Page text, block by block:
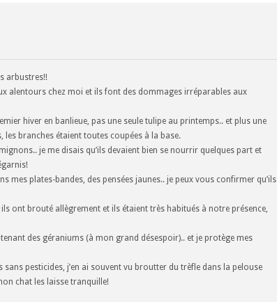
arbustres!!
alentours chez moi et ils font des dommages irréparables aux
hiver en banlieue, pas une seule tulipe au printemps.. et plus une
les branches étaient toutes coupées à la base.
je me disais qu’ils devaient bien se nourrir quelques part et
mes plates-bandes, des pensées jaunes.. je peux vous confirmer qu’ils
ils ont brouté allègrement et ils étaient très habitués à notre présence,
des géraniums (à mon grand désespoir).. et je protège mes
sans pesticides, j’en ai souvent vu broutter du trèfle dans la pelouse
chat les laisse tranquille!